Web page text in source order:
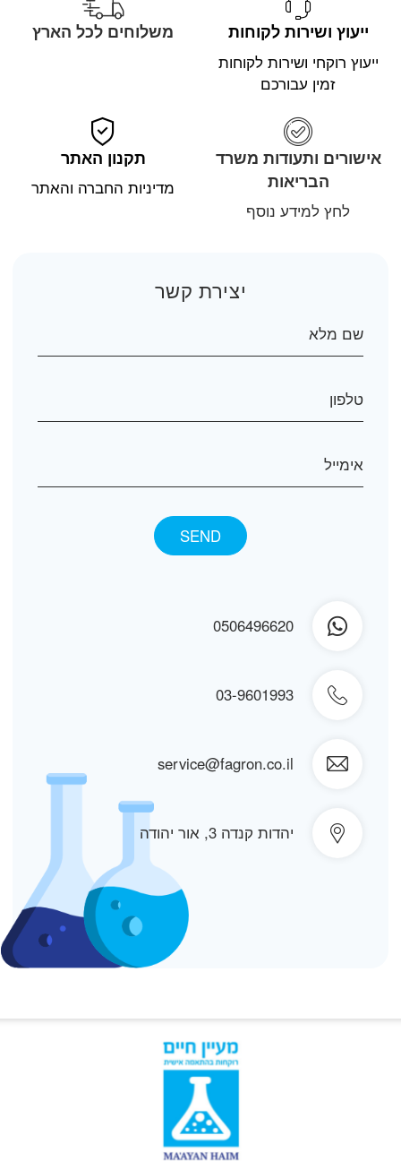
ייעוץ ושירות לקוחות
ייעוץ רוקחי ושירות לקוחות
זמין עבורכם
משלוחים לכל הארץ
אישורים ותעודות משרד
הבריאות
לחץ למידע נוסף
תקנון האתר
מדיניות החברה והאתר
יצירת קשר
0506496620
03-9601993
service@fagron.co.il
יהדות קנדה 3, אור יהודה